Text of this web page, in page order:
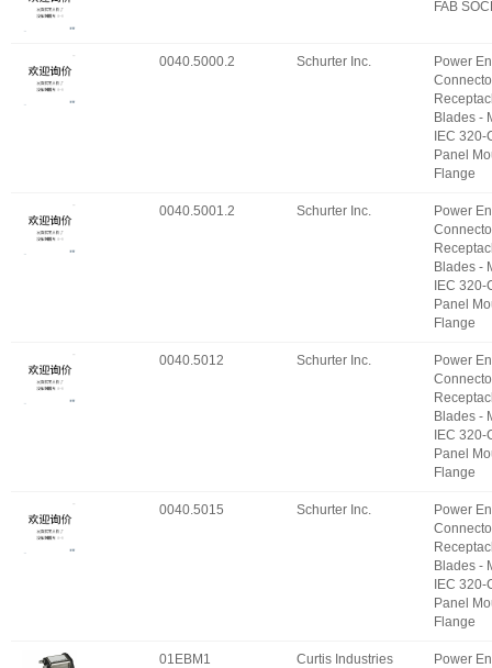
FAB
0040.5000.2 Schurter Inc.
Power
Blades -
IEC 320-
Panel
Flange
0040.5001.2 Schurter Inc.
Power
Blades -
IEC 320-
Panel
Flange
0040.5012 Schurter Inc.
Power
Blades -
IEC 320-
Panel
Flange
0040.5015 Schurter Inc.
Power
Blades -
IEC 320-
Panel
Flange
01EBM1 Curtis Industries
Power